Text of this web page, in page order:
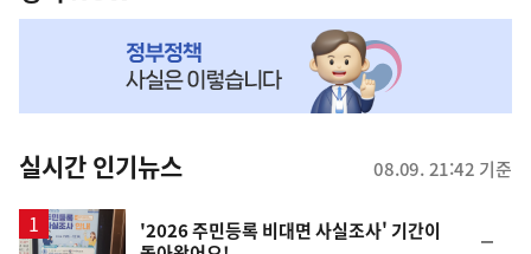
NOW,
뉴
스
실시간 인기뉴스 08.09. 21:42 기준
'2026 주민등록 비대면 사실조사' 기간이